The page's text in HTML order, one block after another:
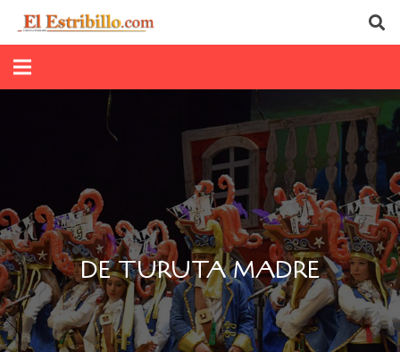
DE TURUTA MADRE